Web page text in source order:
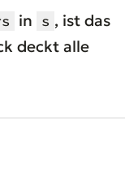
in s , ist das
deckt alle